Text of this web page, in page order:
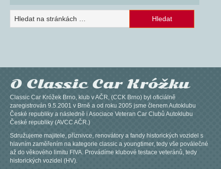
O Classic Car Króžku
Classic Car Króžek Brno, klub v AČR, (CCK Brno) byl oficiálně
zaregistrován 9.5.2001 v Brně a od roku 2005 jsme členem Autoklubu
České republiky a následně i Asociace Veteran Car Clubů Autoklubu
České republiky (AVCC AČR.)
Sdružujeme majitele, příznivce, renovátory a fandy historických vozidel s
hlavním zaměřením na kategorie classic a youngtimer, tedy vše poválečné
až do věkového limitu FIVA. Provádíme klubové testace veteránů, tedy
historických vozidel (HV).